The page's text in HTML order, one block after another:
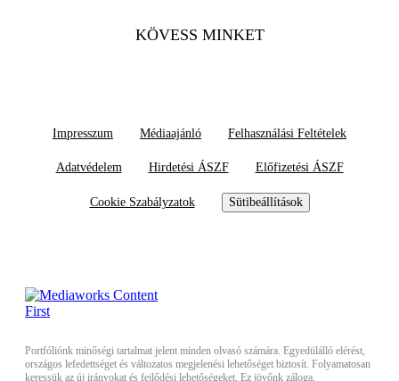
KÖVESS MINKET
Impresszum Médiaajánló Felhasználási Feltételek
Adatvédelem Hirdetési ÁSZF Előfizetési ÁSZF
Cookie Szabályzatok Sütibeállítások
Portfóliónk minőségi tartalmat jelent minden olvasó számára. Egyedülálló elérést,
országos lefedettséget és változatos megjelenési lehetőséget biztosít. Folyamatosan
keressük az új irányokat és fejlődési lehetőségeket. Ez jövőnk záloga.